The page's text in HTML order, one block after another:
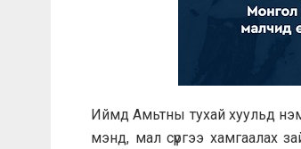
Иймд Амьтны тухай хуульд
мэнд, мал сүргээ хамгаалах